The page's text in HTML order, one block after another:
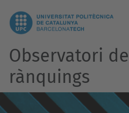
Observatori de
rànquings